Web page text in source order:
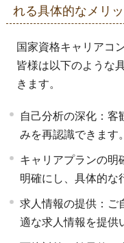
れる具体的なメリッ
国家資格キャリアコ
皆様は以下のような
きます。
自己分析の深化：客
みを再認識できます。
キャリアプランの明
明確にし、具体的な
求人情報の提供：ご
適な求人情報を提供